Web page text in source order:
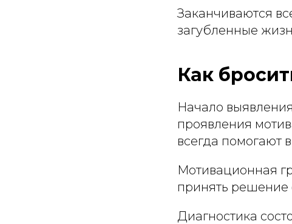
Заканчиваются
загубленные
Как
Начало
проявления
всегда помогают
Мотивационная
принять решение
Диагностика